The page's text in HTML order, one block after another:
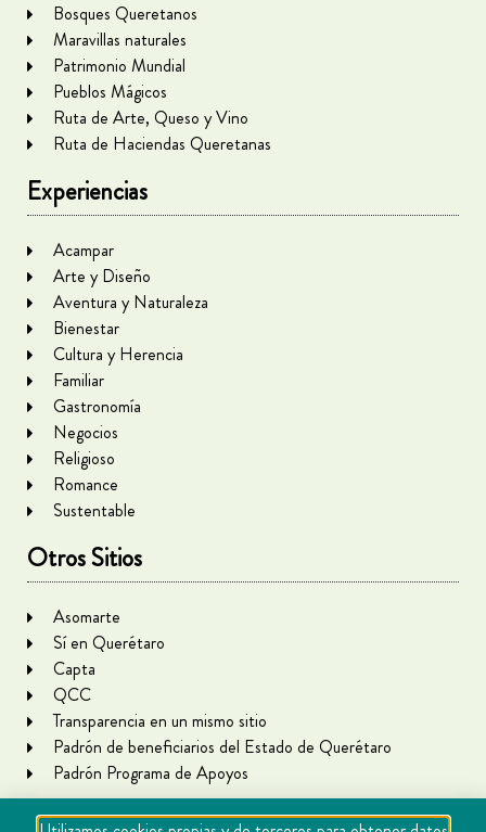
Bosques Queretanos
Maravillas naturales
Patrimonio Mundial
Pueblos Mágicos
Ruta de Arte, Queso y Vino
Ruta de Haciendas Queretanas
Experiencias
Acampar
Arte y Diseño
Aventura y Naturaleza
Bienestar
Cultura y Herencia
Familiar
Gastronomía
Negocios
Religioso
Romance
Sustentable
Otros Sitios
Asomarte
Sí en Querétaro
Capta
QCC
Transparencia en un mismo sitio
Padrón de beneficiarios del Estado de Querétaro
Padrón Programa de Apoyos